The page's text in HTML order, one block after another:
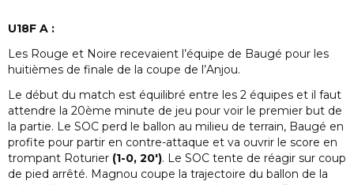
U18F A :
Les Rouge et Noire recevaient l’équipe de Baugé pour les
huitièmes de finale de la coupe de l’Anjou.
Le début du match est équilibré entre les 2 équipes et il faut
attendre la 20ème minute de jeu pour voir le premier but de
la partie. Le SOC perd le ballon au milieu de terrain, Baugé en
profite pour partir en contre-attaque et va ouvrir le score en
trompant Roturier (1-0, 20′). Le SOC tente de réagir sur coup
de pied arrêté. Magnou coupe la trajectoire du ballon de la